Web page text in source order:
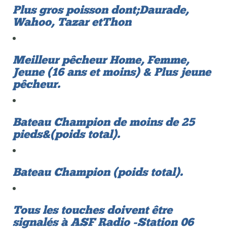
Plus gros poisson dont; Daurade,
Wahoo, Tazar et Thon
Meilleur pêcheur Home, Femme,
Jeune (16 ans et moins) & Plus jeune
pêcheur.
Bateau Champion de moins de 25
pieds &(poids total).
Bateau Champion (poids total).
​Tous les touches doivent être
signalés à ASF Radio - Station 06